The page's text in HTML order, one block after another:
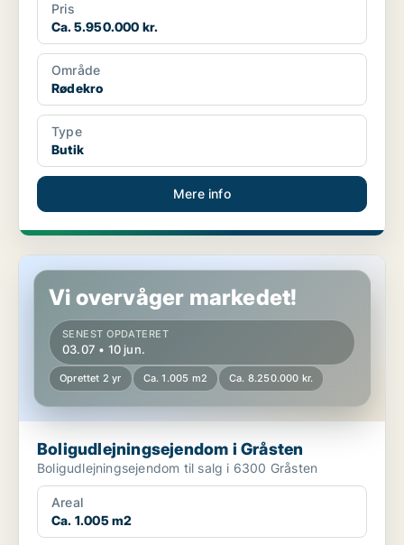
Pris
Ca. 5.950.000 kr.
Område
Rødekro
Type
Butik
Mere info
Boligudlejningsejendom i Gråsten
Vi overvåger markedet!
SENEST OPDATERET
03.07 • 10 jun.
Oprettet 2 yr Ca. 1.005 m2 Ca. 8.250.000 kr.
Boligudlejningsejendom i Gråsten
Boligudlejningsejendom til salg i 6300 Gråsten
Areal
Ca. 1.005 m2